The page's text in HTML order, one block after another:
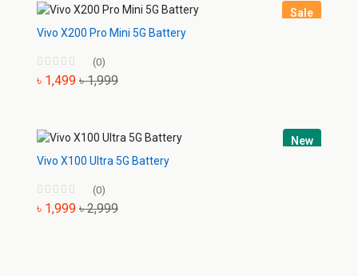
Sale
Vivo X200 Pro Mini 5G Battery
(0)
৳ 1,499 ৳ 1,999
New
Vivo X100 Ultra 5G Battery
(0)
৳ 1,999 ৳ 2,999